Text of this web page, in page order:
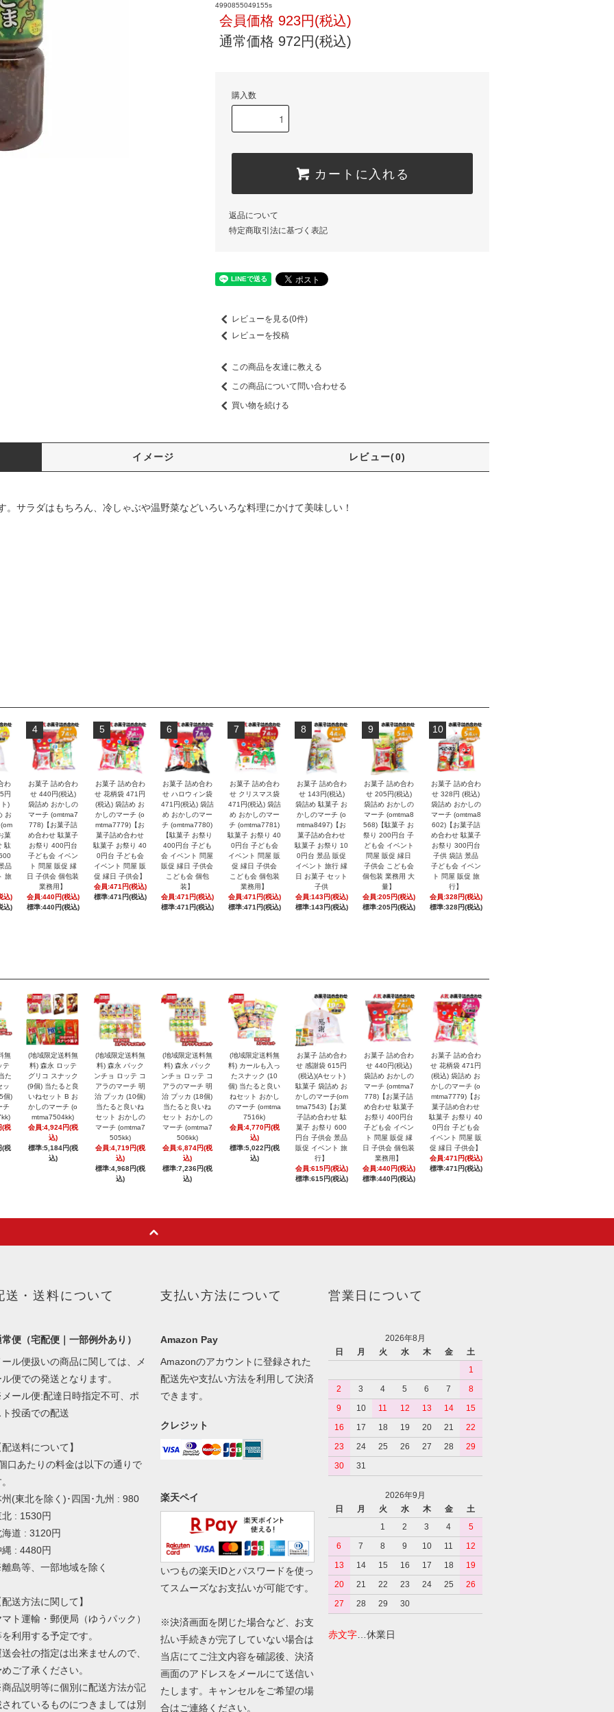
4990855049155s
会員価格 923円(税込)
通常価格 972円(税込)
購入数
カートに入れる
返品について
特定商取引法に基づく表記
レビューを見る(0件)
レビューを投稿
この商品を友達に教える
この商品について問い合わせる
買い物を続ける
イメージ レビュー(0)
サラダはもちろん、冷しゃぶや温野菜などいろいろな料理にかけて美味しい！
わ
円
)
お
菓
駄
品
旅
込)
込)
4
お菓子 詰め合わ
せ 440円(税込)
袋詰め おかしの
マーチ (omtma7
778)【お菓子詰
め合わせ 駄菓子
お祭り 400円台
子ども会 イベン
ト 問屋 販促 縁
日 子供会 個包装
業務用】
会員:440円(税込)
標準:440円(税込)
5
お菓子 詰め合わ
せ 花柄袋 471円
(税込) 袋詰め お
かしのマーチ (o
mtma7779)【お
菓子詰め合わせ
駄菓子 お祭り 40
0円台 子ども会
イベント 問屋 販
促 縁日 子供会】
会員:471円(税込)
標準:471円(税込)
6
お菓子 詰め合わ
せ ハロウィン袋
471円(税込) 袋詰
め おかしのマー
チ (omtma7780)
【駄菓子 お祭り
400円台 子ども
会 イベント 問屋
販促 縁日 子供会
こども会 個包
装】
会員:471円(税込)
標準:471円(税込)
7
お菓子 詰め合わ
せ クリスマス袋
471円(税込) 袋詰
め おかしのマー
チ (omtma7781)
駄菓子 お祭り 40
0円台 子ども会
イベント 問屋 販
促 縁日 子供会
こども会 個包装
業務用】
会員:471円(税込)
標準:471円(税込)
8
お菓子 詰め合わ
せ 143円(税込)
袋詰め 駄菓子 お
かしのマーチ (o
mtma8497)【お
菓子詰め合わせ
駄菓子 お祭り 10
0円台 景品 販促
イベント 旅行 縁
日 お菓子 セット
子供
会員:143円(税込)
標準:143円(税込)
9
お菓子 詰め合わ
せ 205円(税込)
袋詰め おかしの
マーチ (omtma8
568)【駄菓子 お
祭り 200円台 子
ども会 イベント
問屋 販促 縁日
子供会 こども会
個包装 業務用 大
量】
会員:205円(税込)
標準:205円(税込)
10
お菓子 詰め合わ
せ 328円 (税込)
袋詰め おかしの
マーチ (omtma8
602)【お菓子詰
め合わせ 駄菓子
お祭り 300円台
子供 袋詰 景品
子ども会 イベン
ト 問屋 販促 旅
行】
会員:328円(税込)
標準:328円(税込)
無
テ
た
ッ
個)
チ
(税
(税
(地域限定送料無
料) 森永 ロッテ
グリコ スナック
(9個) 当たると良
いねセット B お
かしのマーチ (o
mtma7504kk)
会員:4,924円(税
込)
標準:5,184円(税
込)
(地域限定送料無
料) 森永 パック
ンチョ ロッテ コ
アラのマーチ 明
治 プッカ (10個)
当たると良いね
セット おかしの
マーチ (omtma7
505kk)
会員:4,719円(税
込)
標準:4,968円(税
込)
(地域限定送料無
料) 森永 パック
ンチョ ロッテ コ
アラのマーチ 明
治 プッカ (18個)
当たると良いね
セット おかしの
マーチ (omtma7
506kk)
会員:6,874円(税
込)
標準:7,236円(税
込)
(地域限定送料無
料) カールも入っ
たスナック (10
個) 当たると良い
ねセット おかし
のマーチ (omtma
7516k)
会員:4,770円(税
込)
標準:5,022円(税
込)
お菓子 詰め合わ
せ 感謝袋 615円
(税込)(Aセット)
駄菓子 袋詰め お
かしのマーチ(om
tma7543)【お菓
子詰め合わせ 駄
菓子 お祭り 600
円台 子供会 景品
販促 イベント 旅
行】
会員:615円(税込)
標準:615円(税込)
お菓子 詰め合わ
せ 440円(税込)
袋詰め おかしの
マーチ (omtma7
778)【お菓子詰
め合わせ 駄菓子
お祭り 400円台
子ども会 イベン
ト 問屋 販促 縁
日 子供会 個包装
業務用】
会員:440円(税込)
標準:440円(税込)
お菓子 詰め合わ
せ 花柄袋 471円
(税込) 袋詰め お
かしのマーチ (o
mtma7779)【お
菓子詰め合わせ
駄菓子 お祭り 40
0円台 子ども会
イベント 問屋 販
促 縁日 子供会】
会員:471円(税込)
標準:471円(税込)
送・送料について
便（宅配便｜一部例外あり）
ール便扱いの商品に関しては、メ
便での発送となります。
ール便:配達日時指定不可、ポ
ト投函での配送
送料について】
口あたりの料金は以下の通りで
州(東北を除く)･四国･九州 : 980
北 : 1530円
海道 : 3120円
縄 : 4480円
島等、一部地域を除く
送方法に関して】
ト運輸・郵便局（ゆうパック）
利用する予定です。
会社の指定は出来ませんので、
ご了承ください。
品説明等に個別に配送方法が記
されているものにつきましては別
支払い方法について
Amazon Pay
Amazonのアカウントに登録された
配送先や支払い方法を利用して決済
できます。
クレジット
楽天ペイ
いつもの楽天IDとパスワードを使っ
てスムーズなお支払いが可能です。
※決済画面を閉じた場合など、お支
払い手続きが完了していない場合は
当店にてご注文内容を確認後、決済
画面のアドレスをメールにて送信い
たします。キャンセルをご希望の場
合はご連絡ください。
営業日について
2026年8月
日
月 火 水 木 金
土
1
2
3 4 5 6 7
8
9
10 11 12 13 14
15
16
17 18 19 20 21
22
23
24 25 26 27 28
29
30
31
2026年9月
日
月 火 水 木 金
土
1
2 3 4
5
6
7 8 9 10 11
12
13
14 15 16 17 18
19
20
21 22 23 24 25
26
27
28 29 30
赤文字…休業日